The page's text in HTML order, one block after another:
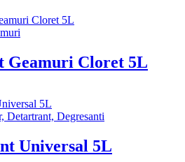
Geamuri Cloret 5L
Detartrant, Degresanti
Universal 5L